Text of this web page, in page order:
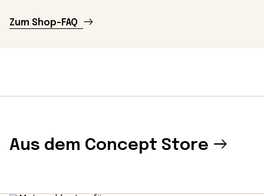
Zum Shop-FAQ
Aus dem Concept Store